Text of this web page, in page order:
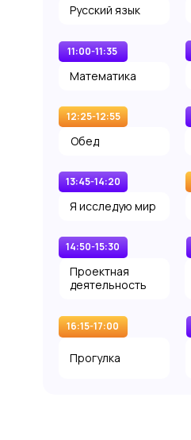
Русский язык
11:00-11:35
Математика
12:25-12:55
Обед
13:45-14:20
Я исследую мир
14:50-15:30
Проектная
деятельность
16:15-17:00
Прогулка